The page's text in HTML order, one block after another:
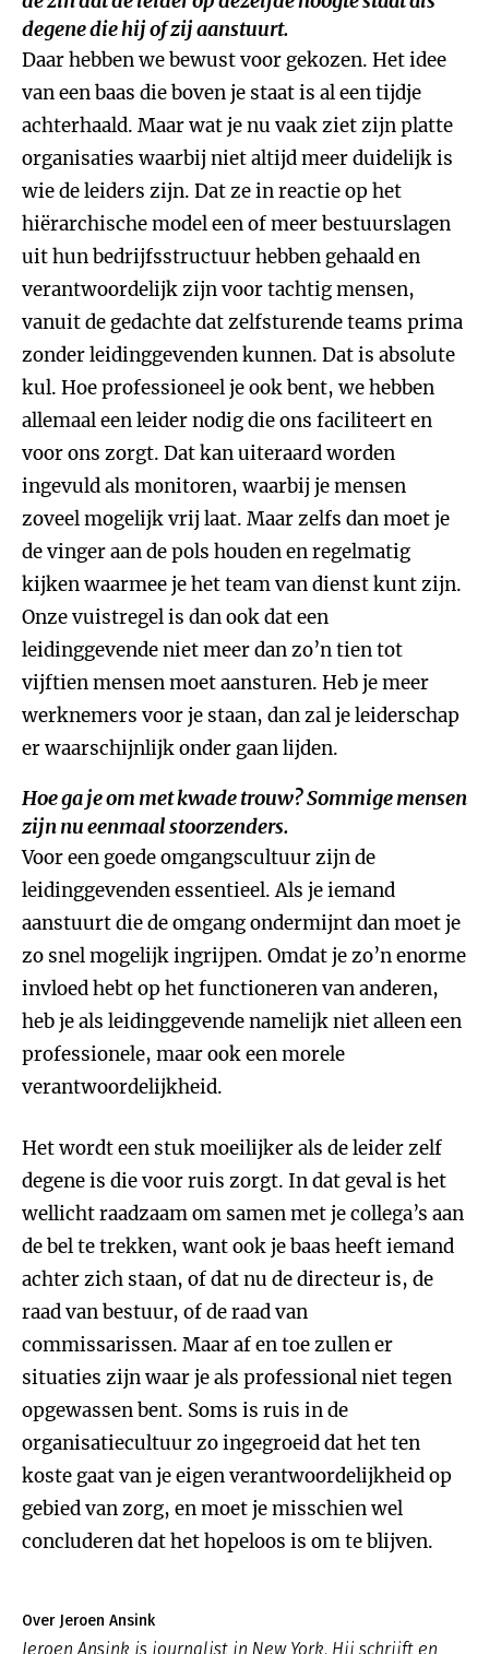
degene die hij of zij aanstuurt.
Daar hebben we bewust voor gekozen. Het idee
van een baas die boven je staat is al een tijdje
achterhaald. Maar wat je nu vaak ziet zijn platte
organisaties waarbij niet altijd meer duidelijk is
wie de leiders zijn. Dat ze in reactie op het
hiërarchische model een of meer bestuurslagen
uit hun bedrijfsstructuur hebben gehaald en
verantwoordelijk zijn voor tachtig mensen,
vanuit de gedachte dat zelfsturende teams prima
zonder leidinggevenden kunnen. Dat is absolute
kul. Hoe professioneel je ook bent, we hebben
allemaal een leider nodig die ons faciliteert en
voor ons zorgt. Dat kan uiteraard worden
ingevuld als monitoren, waarbij je mensen
zoveel mogelijk vrij laat. Maar zelfs dan moet je
de vinger aan de pols houden en regelmatig
kijken waarmee je het team van dienst kunt zijn.
Onze vuistregel is dan ook dat een
leidinggevende niet meer dan zo’n tien tot
vijftien mensen moet aansturen. Heb je meer
werknemers voor je staan, dan zal je leiderschap
er waarschijnlijk onder gaan lijden.
Hoe ga je om met kwade trouw? Sommige mensen
zijn nu eenmaal stoorzenders.
Voor een goede omgangscultuur zijn de
leidinggevenden essentieel. Als je iemand
aanstuurt die de omgang ondermijnt dan moet je
zo snel mogelijk ingrijpen. Omdat je zo’n enorme
invloed hebt op het functioneren van anderen,
heb je als leidinggevende namelijk niet alleen een
professionele, maar ook een morele
verantwoordelijkheid.
Het wordt een stuk moeilijker als de leider zelf
degene is die voor ruis zorgt. In dat geval is het
wellicht raadzaam om samen met je collega’s aan
de bel te trekken, want ook je baas heeft iemand
achter zich staan, of dat nu de directeur is, de
raad van bestuur, of de raad van
commissarissen. Maar af en toe zullen er
situaties zijn waar je als professional niet tegen
opgewassen bent. Soms is ruis in de
organisatiecultuur zo ingegroeid dat het ten
koste gaat van je eigen verantwoordelijkheid op
gebied van zorg, en moet je misschien wel
concluderen dat het hopeloos is om te blijven.
Over Jeroen Ansink
Jeroen Ansink is journalist in New York. Hij schrijft en